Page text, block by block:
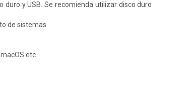
y USB. Se recomienda utilizar disco duro
de sistemas.
etc.